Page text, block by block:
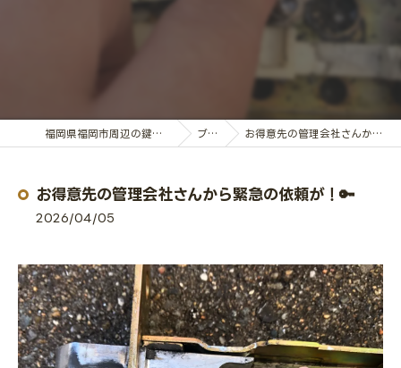
福岡県福岡市周辺の鍵交換なら鍵当番さん ブログ お得意先の管理会社さんから緊急の依頼が！🔑
お得意先の管理会社さんから緊急の依頼が！🔑
2026/04/05